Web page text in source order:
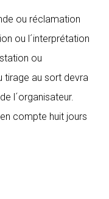
ou réclamation
ou l´interprétation
ou
tirage au sort devra
l´organisateur.
compte huit jours